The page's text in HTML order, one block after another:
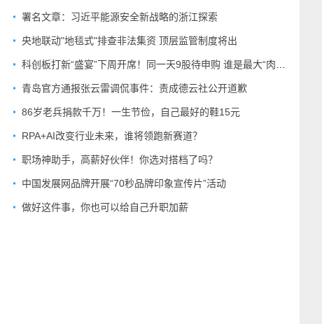
署名文章：习近平能源安全新战略的浙江探索
央地联动"地毯式"排查非法集资 顶层监管制度将出
科创板打新“盛宴”下周开席！同一天9股待申购 谁是最大“肉签”？
青岛官方通报张云雷调侃事件：责成德云社公开道歉
86岁老兵捐款千万！一生节俭，自己最好的鞋15元
RPA+AI改变行业未来，谁将领跑新赛道？
职场神助手，高薪好伙伴！你选对搭档了吗？
中国发展网品牌开展“70秒品牌印象宣传片”活动
做好这件事，你也可以给自己升职加薪